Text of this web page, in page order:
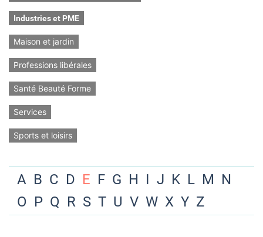
Industries et PME
Maison et jardin
Professions libérales
Santé Beauté Forme
Services
Sports et loisirs
A B C D E F G H I J K L M N
O P Q R S T U V W X Y Z